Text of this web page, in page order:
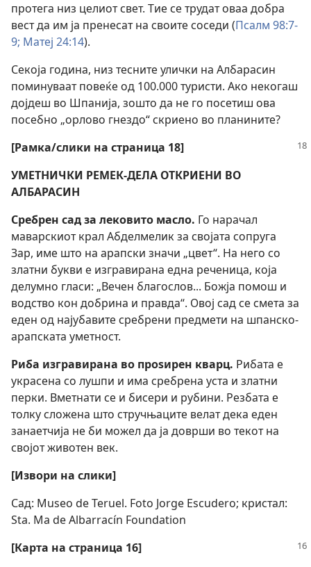
протега низ целиот свет. Тие се трудат оваа добра
вест да им ја пренесат на своите соседи (Псалм 98:7-
9; Матеј 24:14).
Секоја година, низ тесните улички на Албарасин
поминуваат повеќе од 100.000 туристи. Ако некогаш
дојдеш во Шпанија, зошто да не го посетиш ова
посебно „орлово гнездо“ скриено во планините?
[Рамка/слики на страница 18]
УМЕТНИЧКИ РЕМЕК-ДЕЛА ОТКРИЕНИ ВО
АЛБАРАСИН
Сребрен сад за лековито масло. Го нарачал
маварскиот крал Абделмелик за својата сопруга
Зар, име што на арапски значи „цвет“. На него со
златни букви е изгравирана една реченица, која
делумно гласи: „Вечен благослов... Божја помош и
водство кон добрина и правда“. Овој сад се смета за
еден од најубавите сребрени предмети на шпанско-
арапската уметност.
Риба изгравирана во проѕирен кварц. Рибата е
украсена со лушпи и има сребрена уста и златни
перки. Вметнати се и бисери и рубини. Резбата е
толку сложена што стручњаците велат дека еден
занаетчија не би можел да ја доврши во текот на
својот животен век.
[Извори на слики]
Сад: Museo de Teruel. Foto Jorge Escudero; кристал:
Sta. Ma de Albarracín Foundation
[Карта на страница 16]